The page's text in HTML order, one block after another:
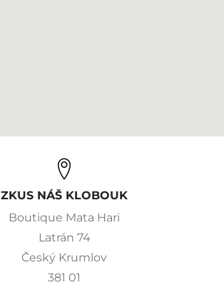
ZKUS NÁŠ KLOBOUK
Boutique Mata Hari
Latrán 74
Český Krumlov
381 01